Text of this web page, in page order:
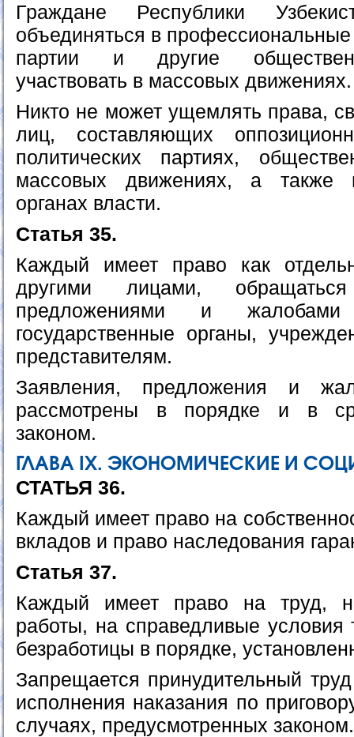
Граждане Республики
объединяться в
партии и другие
участвовать в массовых движениях.
Никто не может ущемлять права,
лиц, составляющих
политических партиях,
массовых движениях, а также
органах власти.
Статья 35.
Каждый имеет право как
другими лицами,
предложениями и
государственные органы,
представителям.
Заявления, предложения и
рассмотрены в порядке и в
законом.
ГЛАВА IХ. ЭКОНОМИЧЕСКИЕ И
СТАТЬЯ 36.
Каждый имеет право на
вкладов и право наследования
Статья 37.
Каждый имеет право на труд,
работы, на справедливые условия
безработицы в порядке,
Запрещается принудительный
исполнения наказания по
случаях, предусмотренных законом.